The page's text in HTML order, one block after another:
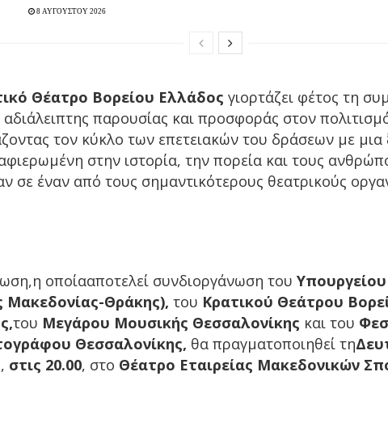
8 ΑΥΓΟΥΣΤΟΥ 2026
Θέατρο Βορείου Ελλάδος γιορτάζει φέτος τη
αδιάλειπτης παρουσίας και προσφοράς στον
τον κύκλο των επετειακών του δράσεων με μια
στην ιστορία, την πορεία και τους
σε έναν από τους σημαντικότερους θεατρικούς
οποίααποτελεί συνδιοργάνωση του
Μακεδονίας-Θράκης), του Κρατικού Θεάτρου
του Μεγάρου Μουσικής Θεσσαλονίκης και του
Θεσσαλονίκης, θα πραγματοποιηθεί τη
, στις 20.00, στο Θέατρο Εταιρείας Μακεδονικών